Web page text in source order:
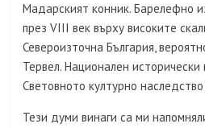
Мадарският конник. Барелефно
през VIII век върху високите
Североизточна България,
Тервел. Национален
Световното културно
Тези думи винаги са ми